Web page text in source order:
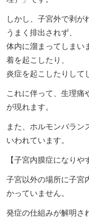
しかし、子宮外で剥が
うまく排出されず、
体内に溜まってしまい
着を起こしたり、
炎症を起こしたりして
これに伴って、生理痛
が現れます。
また、ホルモンバラン
いわれています。
【子宮内膜症になりや
子宮以外の場所に子宮
かっていません。
発症の仕組みが解明さ